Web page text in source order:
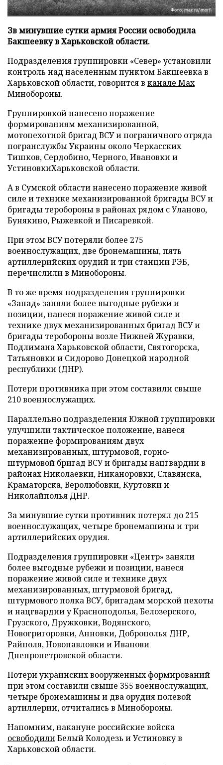
Фото: max.ru/morf
Зв минувшие сутки армия России освободила
Бакшеевку в Харьковской области.
Подразделения группировки «Север» установили
контроль над населенным пунктом Бакшеевка в
Харьковской области, говорится в канале Max
Минобороны.
Группировкой нанесено поражение
формированиям механизированной,
мотопехотной бригад ВСУ и пограничного отряда
погранслужбы Украины около Черкасских
Тишков, Сердобино, Черного, Ивановки и
УстиновкиХарьковской области.
А в Сумской области нанесено поражение живой
силе и технике механизированной бригады ВСУ и
бригады теробороны в районах рядом с Уланово,
Бунякино, Рыжевкой и Писаревкой.
При этом ВСУ потеряли более 275
военнослужащих, две бронемашины, пять
артиллерийских орудий и три станции РЭБ,
перечислили в Минобороны.
В то же время подразделения группировки
«Запад» заняли более выгодные рубежи и
позиции, нанеся поражение живой силе и
технике двух механизированных бригад ВСУ и
бригады теробороны возле Нижней Журавки,
Подлимана Харьковской области, Святогорска,
Татьяновки и Сидорово Донецкой народной
республики (ДНР).
Потери противника при этом составили свыше
210 военнослужащих.
Параллельно подразделения Южной группировки
улучшили тактическое положение, нанеся
поражение формированиям двух
механизированных, штурмовой, горно-
штурмовой бригад ВСУ и бригады нацгвардии в
районах Николаевки, Никаноровки, Славянска,
Краматорска, Веролюбовки, Куртовки и
Николайполья ДНР.
За минувшие сутки противник потерял до 215
военнослужащих, четыре бронемашины и три
артиллерийских орудия.
Подразделения группировки «Центр» заняли
более выгодные рубежи и позиции, нанеся
поражение живой силе и технике двух
механизированных, штурмовой бригад,
штурмового полка ВСУ, бригадам морской пехоты
и нацгвардии у Красноподолья, Белозерского,
Грузского, Дружковки, Водянского,
Новогригоровки, Анновки, Доброполья ДНР,
Райполя, Новопавловки и Иванови
Днепропетровской области.
Потери украинских вооруженных формирований
при этом составили свыше 355 военнослужащих,
четыре бронемашины и два орудия полевой
артиллерии, отчитались в Минобороны.
Напомним, накануне российские войска
освободилиБелый Колодезь и Устиновку в
Харьковской области.